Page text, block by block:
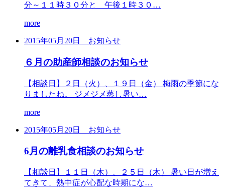
分～１１時３０分と 午後１時３０…
more
2015年05月20日 お知らせ
６月の助産師相談のお知らせ
【相談日】２日（火）、１９日（金） 梅雨の季節にな
りましたね。 ジメジメ蒸し暑い…
more
2015年05月20日 お知らせ
6月の離乳食相談のお知らせ
【相談日】１１日（木）、２５日（木） 暑い日が増え
てきて、熱中症が心配な時期にな…